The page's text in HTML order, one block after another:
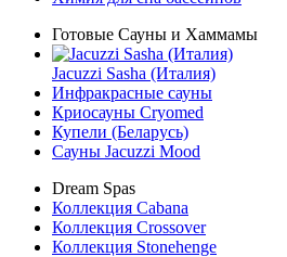
Готовые Сауны и Хаммамы
Jacuzzi Sasha (Италия)
Инфракрасные сауны
Криосауны Cryomed
Купели (Беларусь)
Сауны Jacuzzi Mood
Dream Spas
Коллекция Cabana
Коллекция Crossover
Коллекция Stonehenge